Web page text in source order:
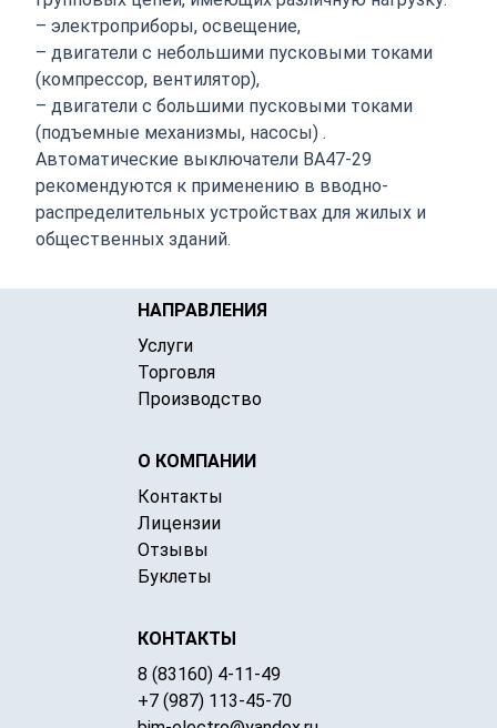
– электроприборы, освещение,
– двигатели с небольшими пусковыми токами
(компрессор, вентилятор),
– двигатели с большими пусковыми токами
(подъемные механизмы, насосы) .
Автоматические выключатели ВА47-29
рекомендуются к применению в вводно-
распределительных устройствах для жилых и
общественных зданий.
НАПРАВЛЕНИЯ
Услуги
Торговля
Производство
О КОМПАНИИ
Контакты
Лицензии
Отзывы
Буклеты
КОНТАКТЫ
8 (83160) 4-11-49
+7 (987) 113-45-70